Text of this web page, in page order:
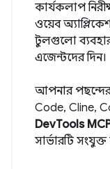
কার্যকলাপ
ওয়েব
টুলগুলো
এজেন্টদের দিন।
আপনার
Code, Cline,
DevTools
সার্ভারটি